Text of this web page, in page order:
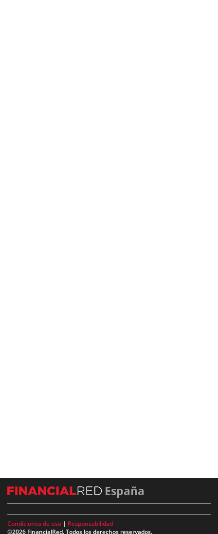
España
Condiciones de uso | Responsabilidad
©2026 FinancialRed. Todos los derechos reservados.